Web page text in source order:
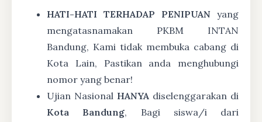
HATI-HATI TERHADAP PENIPUAN yang
mengatasnamakan PKBM INTAN
Bandung, Kami tidak membuka cabang di
Kota Lain, Pastikan anda menghubungi
nomor yang benar!
Ujian Nasional HANYA diselenggarakan di
Kota Bandung, Bagi siswa/i dari